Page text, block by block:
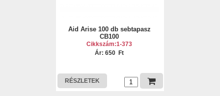
Aid Arise 100 db sebtapasz
CB100
Cikkszám:1-373
Ár: 650 Ft
RÉSZLETEK